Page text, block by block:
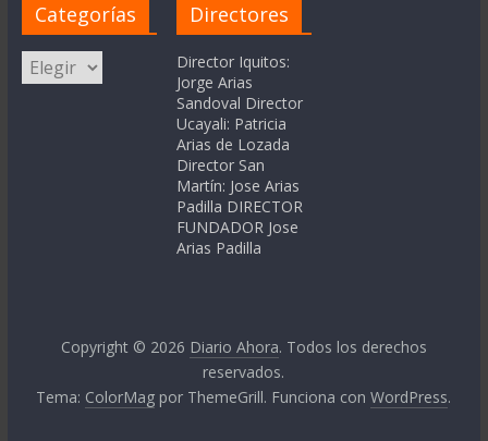
Categorías
Categorías
Directores
Director Iquitos:
Jorge Arias
Sandoval Director
Ucayali: Patricia
Arias de Lozada
Director San
Martín: Jose Arias
Padilla DIRECTOR
FUNDADOR Jose
Arias Padilla
Copyright © 2026 Diario Ahora. Todos los derechos
reservados.
Tema: ColorMag por ThemeGrill. Funciona conWordPress.